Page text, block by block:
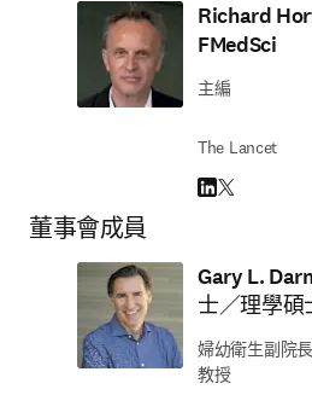
Richard
FMedSci
主編
The Lancet
LinkedIn 打開
Twitter 打開
董事會成員
Gary L.
士／理學碩
婦幼衛生副院
教授